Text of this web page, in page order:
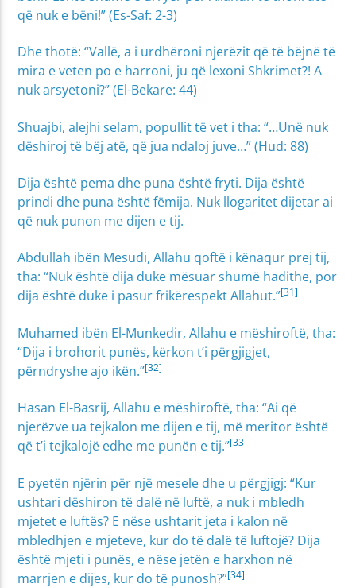
që nuk e bëni!” (Es-Saf: 2-3)
Dhe thotë: “Vallë, a i urdhëroni njerëzit që të bëjnë të
mira e veten po e harroni, ju që lexoni Shkrimet?! A
nuk arsyetoni?” (El-Bekare: 44)
Shuajbi, alejhi selam, popullit të vet i tha: “…Unë nuk
dëshiroj të bëj atë, që jua ndaloj juve…” (Hud: 88)
Dija është pema dhe puna është fryti. Dija është
prindi dhe puna është fëmija. Nuk llogaritet dijetar ai
që nuk punon me dijen e tij.
Abdullah ibën Mesudi, Allahu qoftë i kënaqur prej tij,
tha: “Nuk është dija duke mësuar shumë hadithe, por
dija është duke i pasur frikërespekt Allahut.”[31]
Muhamed ibën El-Munkedir, Allahu e mëshiroftë, tha:
“Dija i brohorit punës, kërkon t’i përgjigjet,
përndryshe ajo ikën.”[32]
Hasan El-Basrij, Allahu e mëshiroftë, tha: “Ai që
njerëzve ua tejkalon me dijen e tij, më meritor është
që t’i tejkalojë edhe me punën e tij.”[33]
E pyetën njërin për një mesele dhe u përgjigj: “Kur
ushtari dëshiron të dalë në luftë, a nuk i mbledh
mjetet e luftës? E nëse ushtarit jeta i kalon në
mbledhjen e mjeteve, kur do të dalë të luftojë? Dija
është mjeti i punës, e nëse jetën e harxhon në
marrjen e dijes, kur do të punosh?”[34]